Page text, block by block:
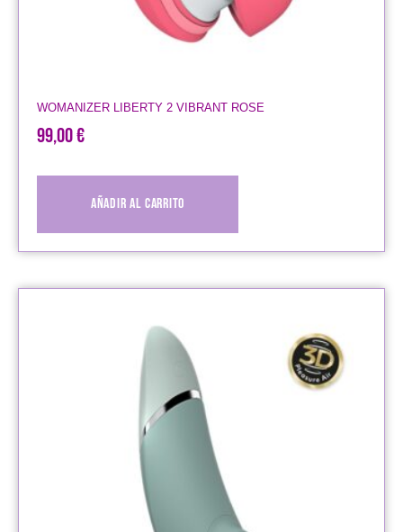
WOMANIZER LIBERTY 2 VIBRANT ROSE
99,00€
Añadir al carrito